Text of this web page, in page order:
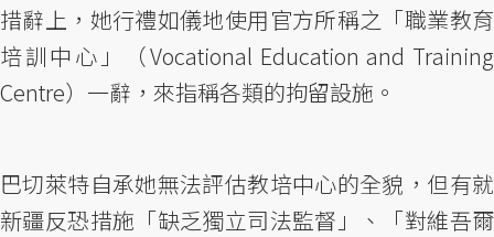
措辭上，她行禮如儀地使用官方所稱之「職業教育
培訓中心」（Vocational Education and Training
Centre）一辭，來指稱各類的拘留設施。
巴切萊特自承她無法評估教培中心的全貌，但有就
新疆反恐措施「缺乏獨立司法監督」、「對維吾爾